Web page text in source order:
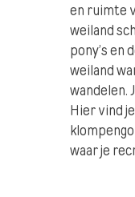
en ruimte
weiland
pony’s en
weiland
wandelen.
Hier vind
waar je